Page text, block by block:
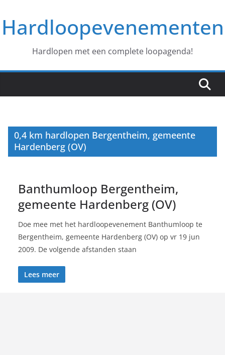
naar
deHardloopevenementen
Hardlopen met een complete loopagenda!
0,4 km hardlopen Bergentheim, gemeente
Hardenberg (OV)
Banthumloop Bergentheim,
gemeente Hardenberg (OV)
Doe mee met het hardloopevenement Banthumloop te
Bergentheim, gemeente Hardenberg (OV) op vr 19 jun
2009. De volgende afstanden staan
Lees meer